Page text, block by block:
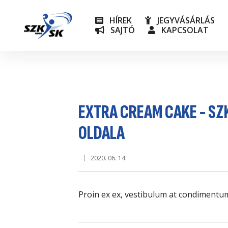
HÍREK JEGYVÁSÁRLÁS
SAJTÓ KAPCSOLAT
EXTRA CREAM CAKE -
OLDALA
2020. 06. 14.
Proin ex ex, vestibulum at